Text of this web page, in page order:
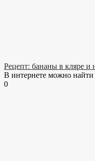
Рецепт: бананы в кляре и
В интернете можно
0